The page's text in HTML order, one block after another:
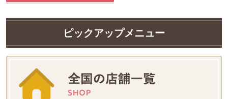
ピックアップメニュー